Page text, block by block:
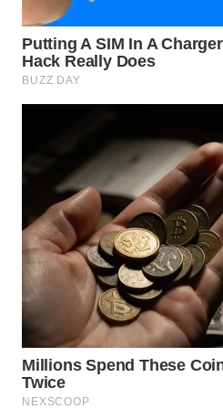
WN
PRIANGAN
TIMUR
SOLO
WN
BOROBUDUR
WN
SURABAYA